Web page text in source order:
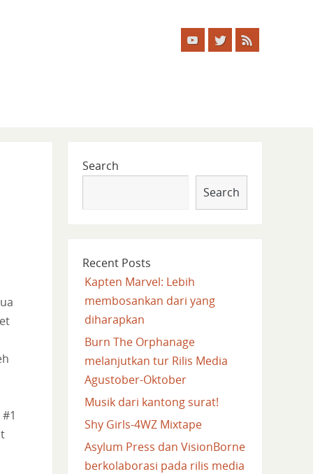
Search
Search
Recent Posts
Kapten Marvel: Lebih
membosankan dari yang
diharapkan
Burn The Orphanage
melanjutkan tur Rilis Media
Agustober-Oktober
Musik dari kantong surat!
Shy Girls-4WZ Mixtape
Asylum Press dan VisionBorne
berkolaborasi pada rilis media